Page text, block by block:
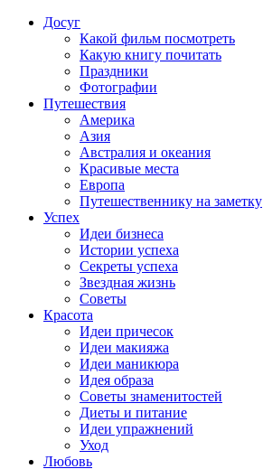
Досуг
Какой фильм посмотреть
Какую книгу почитать
Праздники
Фотографии
Путешествия
Америка
Азия
Австралия и океания
Красивые места
Европа
Путешественнику на заметку
Успех
Идеи бизнеса
Истории успеха
Секреты успеха
Звездная жизнь
Советы
Красота
Идеи причесок
Идеи макияжа
Идеи маникюра
Идея образа
Советы знаменитостей
Диеты и питание
Идеи упражнений
Уход
Любовь